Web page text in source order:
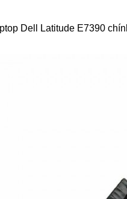
Dell Latitude E7390